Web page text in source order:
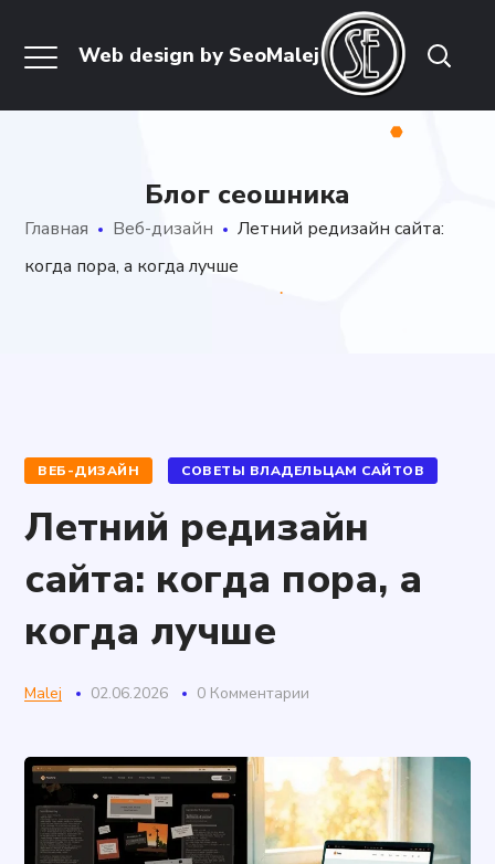
Блог сеошника
Главная Веб-дизайн
Летний редизайн сайта:
когда пора, а когда лучше
ВЕБ-ДИЗАЙН СОВЕТЫ ВЛАДЕЛЬЦАМ САЙТОВ
Летний редизайн
сайта: когда пора, а
когда лучше
Malej 02.06.2026 0 Комментарии